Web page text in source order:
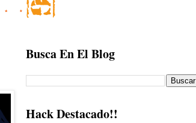
Busca En El Blog
Hack Destacado!!